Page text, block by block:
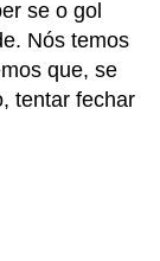
se o gol
Nós temos
que, se
tentar fechar